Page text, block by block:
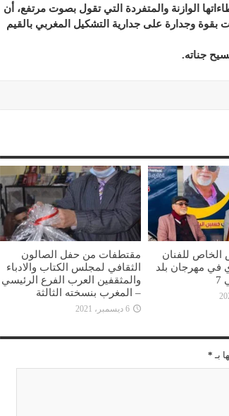
الوازنة والمتفردة التي تقول بصوت مرتفع، أن
وجدارة على جدارية التشكيل المغربي بالقيم
جناته.
الخاص للفنان
في مهرجان بلد
مقتطفات من حفل الصالون
الثقافي لمجلس الكتاب والادباء
والمثقفين العرب الفرع الرئيسي
– المغرب بنسخته الثالثة
6 ديسمبر، 2021
بـ *